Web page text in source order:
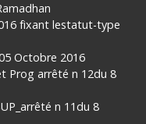
fixant lestatut-type
Octobre 2016
Prog arrêté n 12du 8
n 11du 8